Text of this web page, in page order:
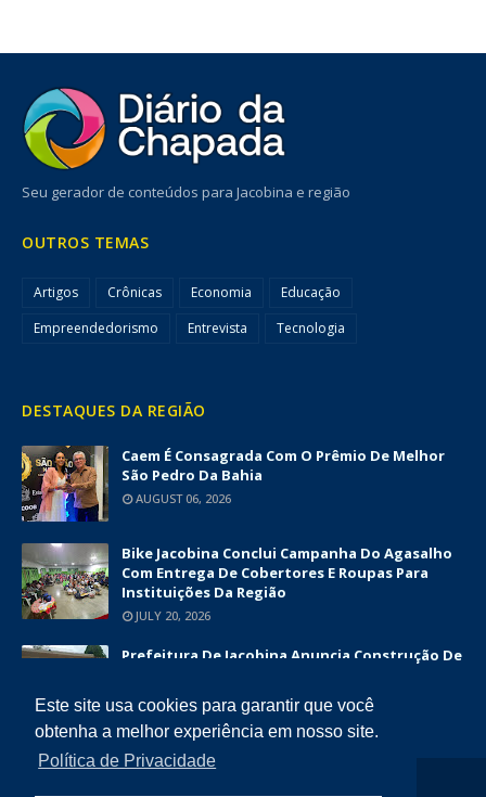
Este site usa cookies para garantir que você
obtenha a melhor experiência em nosso site.
Política de Privacidade
Seu gerador de conteúdos para Jacobina e região
OUTROS TEMAS
Artigos Crônicas Economia
Educação
Empreendedorismo
Entrevista Tecnologia
DESTAQUES DA REGIÃO
Caem É Consagrada Com O Prêmio De Melhor
São Pedro Da Bahia
AUGUST 06, 2026
Bike Jacobina Conclui Campanha Do Agasalho
Com Entrega De Cobertores E Roupas Para
Instituições Da Região
JULY 20, 2026
Prefeitura De Jacobina Anuncia Construção De
JUNE 12, 2026